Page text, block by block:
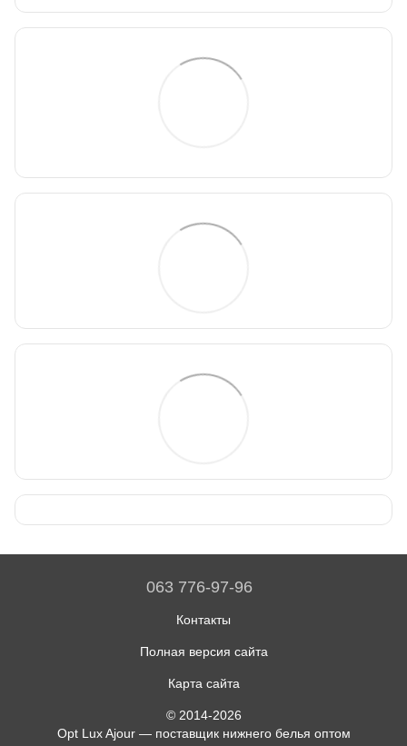
063 776-97-96
Контакты
Полная версия сайта
Карта сайта
© 2014-2026
Opt Lux Ajour — поставщик нижнего белья оптом